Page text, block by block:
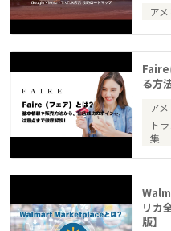
アメ
Faire
る方
アメ
ト
集
リカ
版】